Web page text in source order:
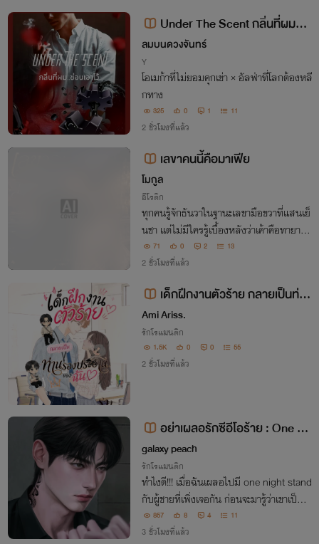
Under The Scent กลิ่นที่ผมซ่อ
นเอาไว้ (รีไรท์)
ลมบนดวงจันทร์
Y
โอเมก้าที่ไม่ยอมคุกเข่า × อัลฟ่าที่โลกต้องหลี
กทาง
325 0 1 11
2 ชั่วโมงที่แล้ว
เลขาคนนี้คือมาเฟีย
โมกูล
อีโรติก
ทุกคนรู้จักธันวาในฐานะเลขามือขวาที่แสนเย็
นชา แต่ไม่มีใครรู้เบื้องหลังว่าเค้าคือทายาทม
าเฟียที่หายไป จนวันที่พิมพ์ดาวตกอยู่ในอัน
ตรายเค้าจึงกลับมาทวงอำนาจคืนเพื่อปกป้อ
71 0 2 13
2 ชั่วโมงที่แล้ว
เด็กฝึกงานตัวร้าย กลายเป็นท่าน
รองประธานของฉัน
Ami Ariss.
รักโรแมนติก
1.5K 0 0 55
2 ชั่วโมงที่แล้ว
อย่าเผลอรักซีอีโอร้าย : One Ni
ght
galaxy peach
รักโรแมนติก
ทำไงดี!!! เมื่อฉันเผลอไปมี one night stand
กับผู้ชายที่เพิ่งเจอกัน ก่อนจะมารู้ว่าเขาเป็นป
ระธานบริษัทที่ตัวเองกำลังจะไปฝึกงาน!!
857 8 4 11
3 ชั่วโมงที่แล้ว